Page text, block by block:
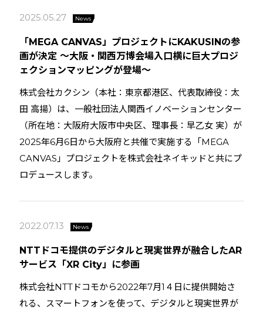
2025.05.27 News
「MEGA CANVAS」プロジェクトにKAKUSINの参
画が決定 ～大阪・関西万博会場入口横に巨大プロジ
ェクションマッピングが登場～
株式会社カクシン（本社：東京都港区、代表取締役：太
田 高揚）は、一般社団法人関西イノベーションセンター
（所在地：大阪府大阪市中央区、理事長：早乙女 実）が
2025年6月6日から大阪府と共催で実施する「MEGA
CANVAS」プロジェクトを株式会社ネイキッドと共にプ
ロデュースします。
2022.07.13 News
NTTドコモ提供のデジタルと現実世界が融合したAR
サービス「XR City」に参画
株式会社NTTドコモから2022年7月1４日に提供開始さ
れる、スマートフォンを使って、デジタルと現実世界が